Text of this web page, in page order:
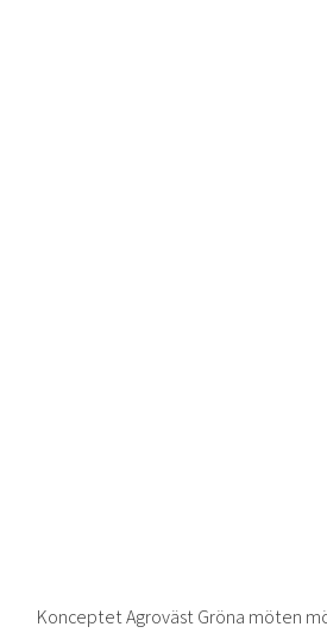
Konceptet Agroväst Gröna möten